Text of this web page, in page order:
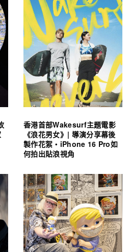
香港首部Wakesurf主題電影
《浪花男女》| 導演分享幕後
製作花絮・iPhone 16 Pro如
何拍出貼浪視角